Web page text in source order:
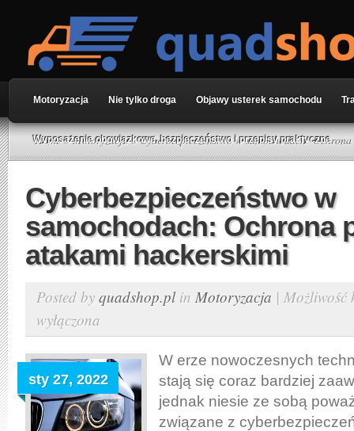
Motoryzacja Nie tylko droga Objawy usterek samochodu
Wyposażenie obowiązkowe, bezpieczeństwo i przepisy praktyczne
Home»Motoryzacja» Cyberbezpieczeństwo w samochodach:
Cyberbezpieczeństwo w
samochodach: Ochrona
atakami hackerskimi
Posted by quadshop.plin Motoryzacja | Możliwość
wyłączona
sty 27, 2022
W erze nowoczesnych
stają się coraz bardziej
jednak niesie ze sobą
związane z